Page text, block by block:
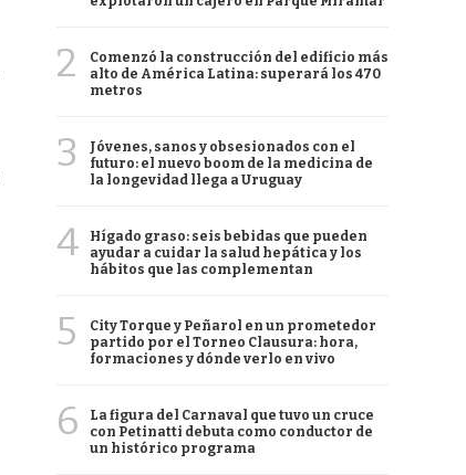
2
Comenzó la construcción del edificio más
alto de América Latina: superará los 470
metros
3
Jóvenes, sanos y obsesionados con el
futuro: el nuevo boom de la medicina de
la longevidad llega a Uruguay
4
Hígado graso: seis bebidas que pueden
ayudar a cuidar la salud hepática y los
hábitos que las complementan
5
City Torque y Peñarol en un prometedor
partido por el Torneo Clausura: hora,
formaciones y dónde verlo en vivo
6
La figura del Carnaval que tuvo un cruce
con Petinatti debuta como conductor de
un histórico programa